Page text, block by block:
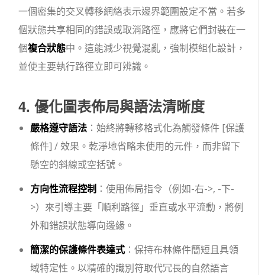
一個密集的交叉轉移網絡表示邊界範圍設定不當。若多
個狀態共享相同的錯誤或取消路徑，應將它們封裝在一
個複合狀態中。這能減少視覺混亂，強制模組化設計，
並使主要執行路徑立即可辨識。
4. 優化圖表佈局與語法清晰度
嚴格遵守語法 ：始終將轉移格式化為觸發條件 [保護
條件] / 效果 。乾淨地省略未使用的元件，而非留下
懸空的斜線或空括號。
方向性流程控制 ：使用佈局指令（例如-右->, -下-
>）來引導主要「順利路徑」垂直或水平流動，將例
外和錯誤狀態導向邊緣。
簡潔的保護條件表達式 ：保持布林條件簡短且具領
域特定性。以精確的識別符取代冗長的自然語言